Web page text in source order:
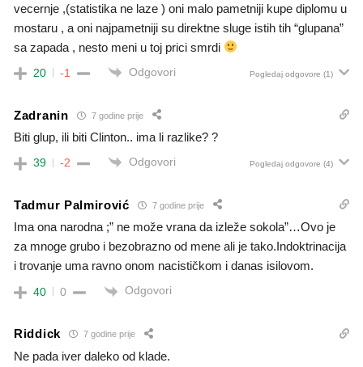
vecernje ,(statistika ne laze ) oni malo pametniji kupe diplomu u
mostaru , a oni najpametniji su direktne sluge istih tih “glupana”
sa zapada , nesto meni u toj prici smrdi
20 -1 Odgovori Pogledaj odgovore (1)
Zadranin 7 godine prije
Biti glup, ili biti Clinton.. ima li razlike? ?
39 -2 Odgovori Pogledaj odgovore (4)
Tadmur Palmirović 7 godine prije
Ima ona narodna ;” ne može vrana da izleže sokola”…Ovo je
za mnoge grubo i bezobrazno od mene ali je tako.Indoktrinacija
i trovanje uma ravno onom nacističkom i danas isilovom.
40 0 Odgovori
Riddick 7 godine prije
Ne pada iver daleko od klade.